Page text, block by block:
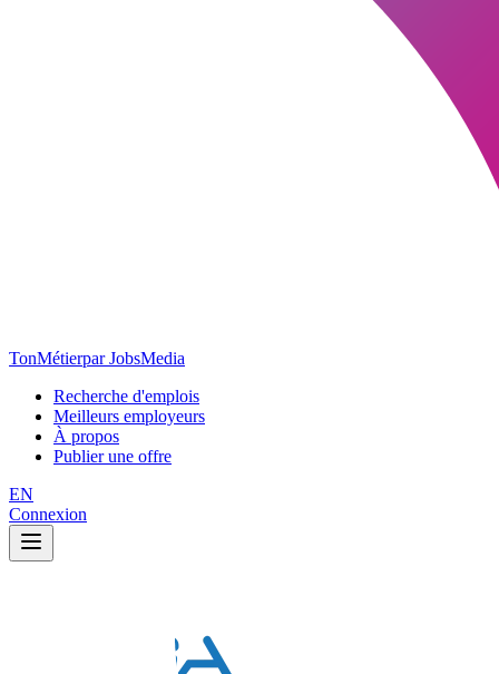
TonMétierpar JobsMedia
Recherche d'emplois
Meilleurs employeurs
À propos
Publier une offre
EN
Connexion